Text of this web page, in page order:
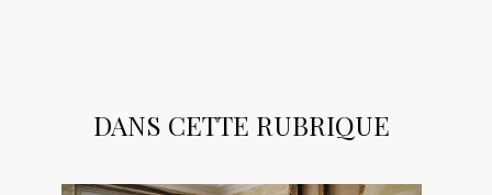
DANS CETTE RUBRIQUE